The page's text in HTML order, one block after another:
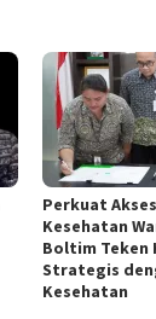
Perkuat
Kesehatan
Boltim Teken
Strategis
Kesehatan